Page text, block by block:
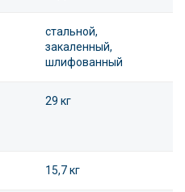
стальной,
закаленный,
шлифованный
29 кг
15,7 кг